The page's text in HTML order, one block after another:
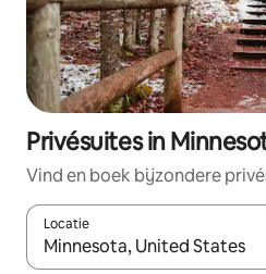
Privésuites in
Vind en boek bijzondere
Locatie
Wanneer er resultaten